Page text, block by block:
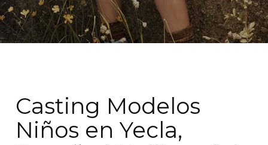
Casting Modelos
Niños en Yecla,